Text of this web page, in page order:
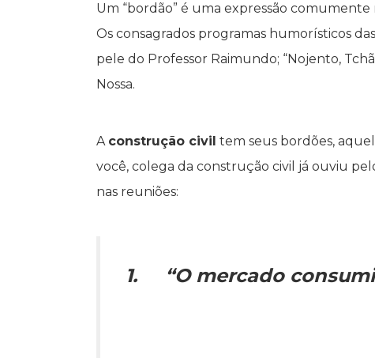
Um “bordão” é uma expressão
Os consagrados programas humorísticos
pele do Professor Raimundo; “Nojento,
Nossa.
A construção civil tem seus bordões,
você, colega da construção civil já ouviu
nas reuniões:
1. “O mercado